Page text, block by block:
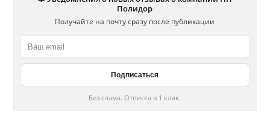
Полидор
Получайте на почту сразу после публикации
Без спама. Отписка в 1 клик.